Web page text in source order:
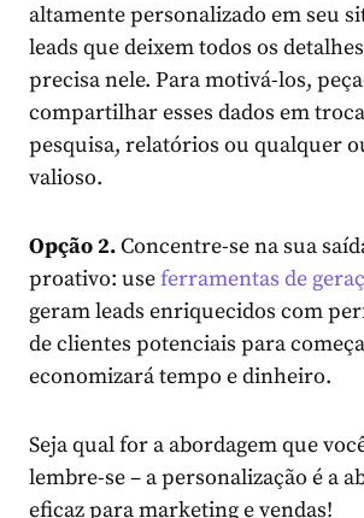
altamente personalizado em seu
leads que deixem todos os
precisa nele. Para motivá-los,
compartilhar esses dados em
pesquisa, relatórios ou qualquer
valioso.
Opção 2.Concentre-se na sua
proativo: useferramentas de
geram leads enriquecidos com
de clientes potenciais para
economizará tempo e dinheiro.
Seja qual for a abordagem que
lembre-se – a personalização é a
eficaz para marketing e vendas!